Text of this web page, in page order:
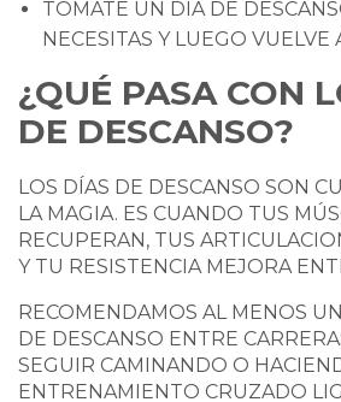
TÓMATE UN DÍA DE
NECESITAS Y LUEGO VUELVE
¿QUÉ PASA CON
DE DESCANSO?
LOS DÍAS DE DESCANSO SON
LA MAGIA. ES CUANDO TUS
RECUPERAN, TUS
Y TU RESISTENCIA MEJORA
RECOMENDAMOS AL MENOS
DE DESCANSO ENTRE
SEGUIR CAMINANDO O
ENTRENAMIENTO CRUZADO